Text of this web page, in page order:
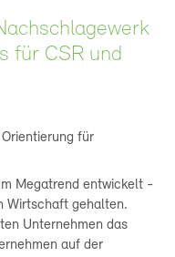
für CSR und
für
Megatrend entwickelt -
Wirtschaft gehalten.
Unternehmen das
auf der